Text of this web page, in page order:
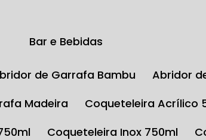
Bar e Bebidas
Abridor de Garrafa Bambu
Abridor
Madeira
Coqueteleira Acrílico
Coqueteleira Inox 750ml